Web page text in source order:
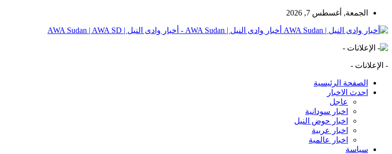
الجمعة, أغسطس 7, 2026
أخبار وادى النيل | AWA Sudan - أخبار وادى النيل | AWA Sudan | AWA SD
- الإعلانات -
الصفحة الرئيسية
احدث الاخبار
عاجل
اخبار سودانية
اخبار حوض النيل
اخبار عربية
اخبار عالمية
سياسة